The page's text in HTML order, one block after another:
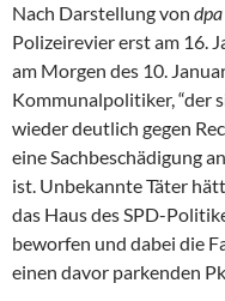
Nach Darstellung von dpa
Polizeirevier erst am 16.
am Morgen des 10.
Kommunalpolitiker, “der
wieder deutlich gegen
eine Sachbeschädigung
ist. Unbekannte Täter
das Haus des SPD-
beworfen und dabei die
einen davor parkenden